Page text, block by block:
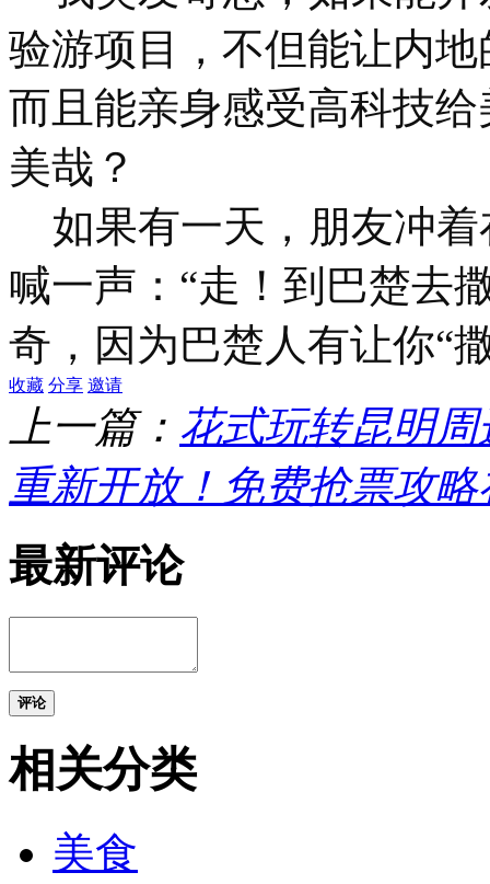
验游项目，不但能让内
而且能亲身感受高科技
美哉？
如果有一天，朋友冲着
喊一声：“走！到巴楚去
奇，因为巴楚人有让你“
收藏 分享 邀请
上一篇： 花式玩转昆明周
重新开放！免费抢票攻
最新评论
评论
相关分类
美食